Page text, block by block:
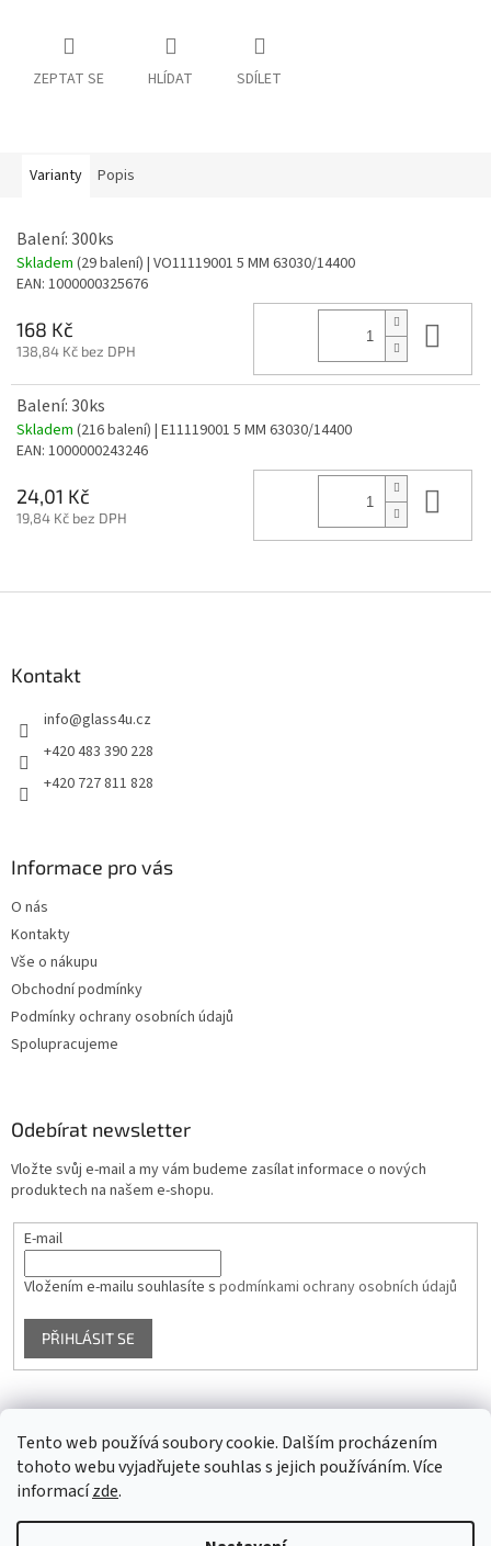
Tento web používá soubory cookie. Dalším procházením
tohoto webu vyjadřujete souhlas s jejich používáním. Více
informacízde.
ZEPTAT SE HLÍDAT SDÍLET
Varianty Popis
Balení: 300ks
Skladem (29 balení) | VO11119001 5 MM 63030/14400
EAN: 1000000325676
168 Kč
138,84 Kč bez DPH
Balení: 30ks
Skladem (216 balení) | E11119001 5 MM 63030/14400
EAN: 1000000243246
24,01 Kč
19,84 Kč bez DPH
Kontakt
info@glass4u.cz
+420 483 390 228
+420 727 811 828
Informace pro vás
O nás
Kontakty
Vše o nákupu
Obchodní podmínky
Podmínky ochrany osobních údajů
Spolupracujeme
Odebírat newsletter
Vložte svůj e-mail a my vám budeme zasílat informace o nových
produktech na našem e-shopu.
E-mail
Vložením e-mailu souhlasíte s podmínkami ochrany osobních údajů
PŘIHLÁSIT SE
Facebook